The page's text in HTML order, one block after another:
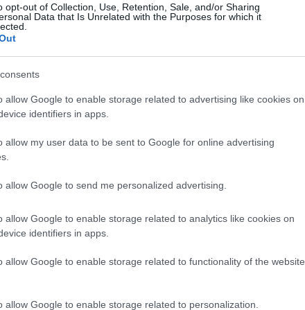
opt-out of Collection, Use, Retention, Sale, and/or Sharing
Data that Is Unrelated with the Purposes for which it
allow Google to enable storage related to advertising like cookies on
identifiers in apps.
allow my user data to be sent to Google for online advertising
allow Google to send me personalized advertising.
allow Google to enable storage related to analytics like cookies on
identifiers in apps.
allow Google to enable storage related to functionality of the website
allow Google to enable storage related to personalization.
Πώς το TikTok βρίσκεται στο
γεωπολιτικής διαμάχης - Τι
ΖΩΗ 09/06/2025 13:55
Παπαγεωργίου: Περίμενα ότι θα
STORIES 01/05/2025 20:35